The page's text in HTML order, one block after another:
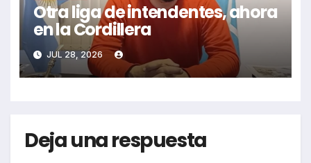
Otra liga de intendentes, ahora
en la Cordillera
JUL 28, 2026
Deja una respuesta